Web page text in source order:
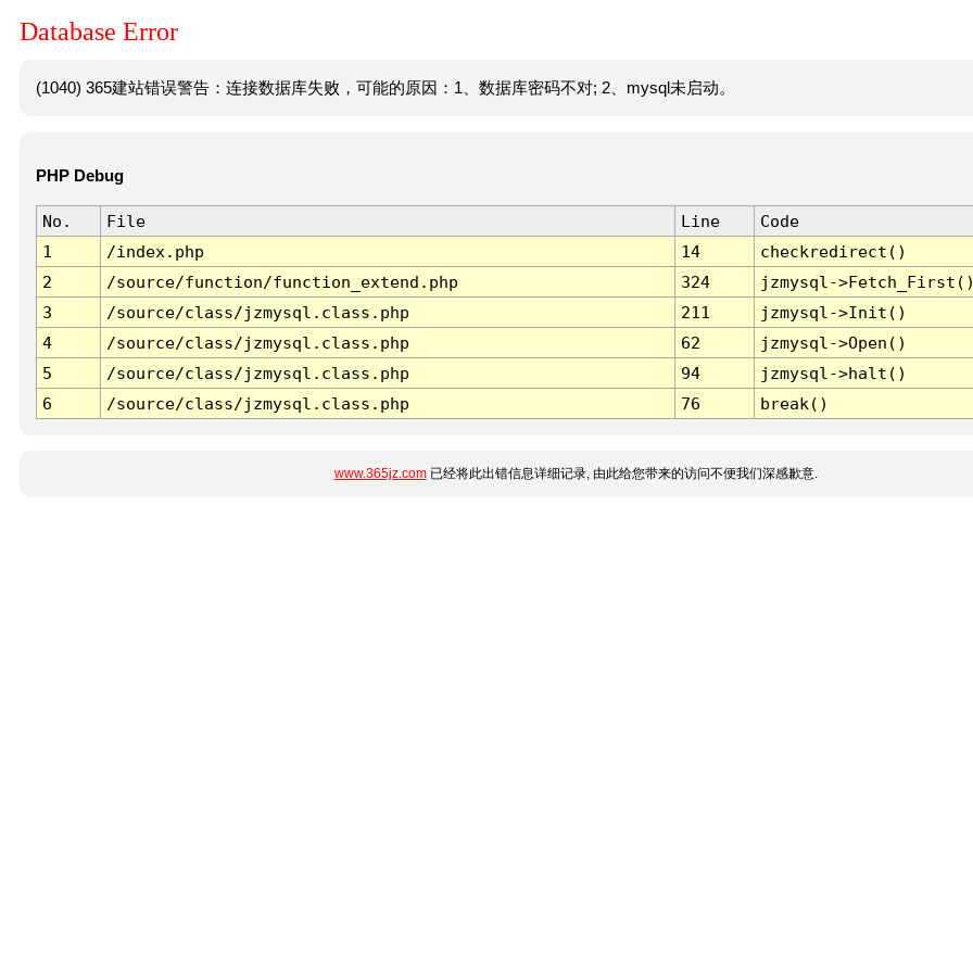
Database Error
(1040) 365建站错误警告：连接数据库失败，可能的原因：1、数据库密码不对; 2、mysql未启动。
PHP Debug
No. File Line
Code
1
/index.php 14
checkredirect()
2
/source/function/function_extend.php 324
jzmysql-
3
/source/class/jzmysql.class.php 211
jzmysql->Init()
4
/source/class/jzmysql.class.php 62
jzmysql->Open()
5
/source/class/jzmysql.class.php 94
jzmysql->halt()
6
/source/class/jzmysql.class.php 76 break()
www.365jz.com已经将此出错信息详细记录, 由此给您带来的访问不便我们深感歉意.